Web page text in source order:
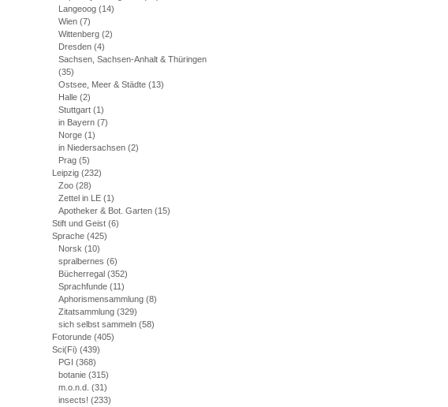
Langeoog (14)
Wien (7)
Wittenberg (2)
Dresden (4)
Sachsen, Sachsen-Anhalt & Thüringen
(35)
Ostsee, Meer & Städte (13)
Halle (2)
Stuttgart (1)
in Bayern (7)
Norge (1)
in Niedersachsen (2)
Prag (5)
Leipzig (232)
Zoo (28)
Zettel in LE (1)
Apotheker & Bot. Garten (15)
Stift und Geist (6)
Sprache (425)
Norsk (10)
spralbernes (6)
Bücherregal (352)
Sprachfunde (11)
Aphorismensammlung (8)
Zitatsammlung (329)
sich selbst sammeln (58)
Fotorunde (405)
Sci(Fi) (439)
PGI (368)
botanie (315)
m.o.n.d. (31)
insects! (233)